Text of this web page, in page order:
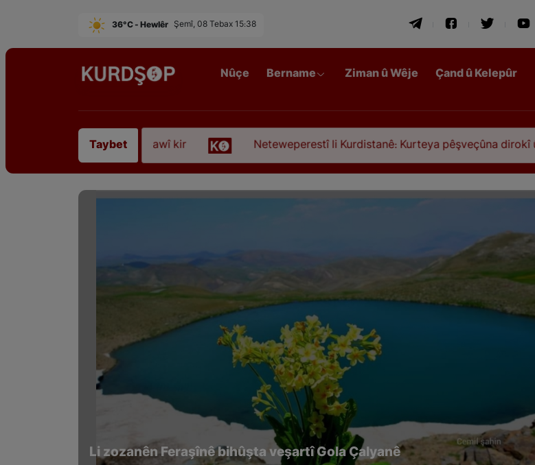
36°C - Hewlêr Şemî, 08 Tebax 15:38
Nûçe Bername Ziman û Wêje Çand û Kelepûr
Taybet
koça dawî kir Neteweperestî li Kurdistanê: Kurteya pêşveçûna dirokî û civakî-siyasî
Li zozanên Feraşînê bihûşta veşartî Gola Çalyanê